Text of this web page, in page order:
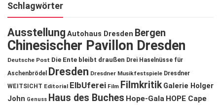
Schlagwörter
Ausstellung Autohaus Dresden Bergen
Chinesischer Pavillon Dresden
Deutsche Post Die Ente bleibt draußen Drei Haselnüsse für
Aschenbrödel
Dresden Dresdner Musikfestspiele Dresdner
WEITSICHT Editorial ElbUferei Film Filmkritik Galerie Holger
John Genuss Haus des Buches Hope-Gala HOPE Cape